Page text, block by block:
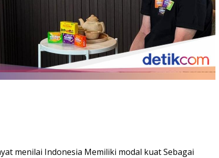
menilai Indonesia Memiliki modal kuat Sebagai